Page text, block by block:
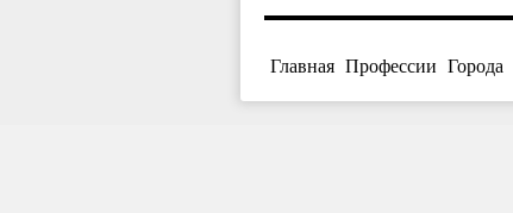
Главная Профессии Города